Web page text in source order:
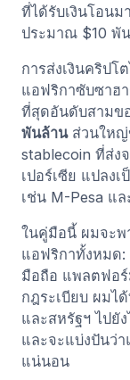
ที่ได้รับเงินโอนม
ประมาณ $10 พั
การส่งเงินคริปโ
แอฟริกาซับซาฮ
ที่สุดอันดับสามข
พันล้านส่วนใหญ่
stablecoin ที่ส่ง
เปอร์เซีย แปลง
เช่น M-Pesa แ
ในคู่มือนี้ ผมจะพ
แอฟริกาทั้งหมด
มือถือ แพลตฟอ
กฎระเบียบ ผมไ
และสหรัฐฯ ไปยั
และจะแบ่งปันว่า
แน่นอน